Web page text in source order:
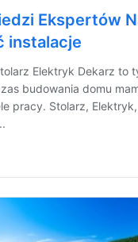
Ekspertów
instalacje
Elektryk Dekarz to
budowania domu
pracy. Stolarz,